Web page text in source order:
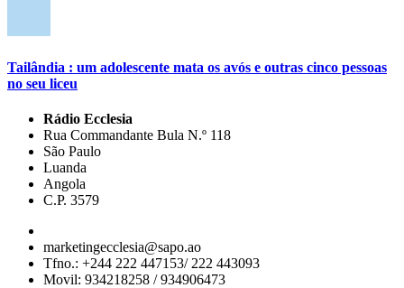
Tailândia : um adolescente mata os avós e outras cinco pessoas
no seu liceu
Rádio Ecclesia
Rua Commandante Bula N.º 118
São Paulo
Luanda
Angola
C.P. 3579
marketingecclesia@sapo.ao
Tfno.: +244 222 447153/ 222 443093
Movil: 934218258 / 934906473